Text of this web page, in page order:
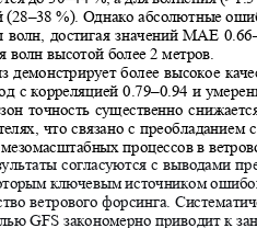
(28–38%). Однако абсолютные
достигая значений MAE 0.
волн высотой более 2 метров.
демонстрирует более высокое
с корреляцией 0.79–0.94 и
точность существенно
что связано с
процессов в
согласуются с выводами
ключевым источником
ветрового форсинга.
GFS закономерно приводит к